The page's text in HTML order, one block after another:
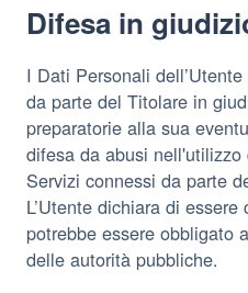
Difesa in
I Dati Personali
da parte del Titolare in
preparatorie alla sua
difesa da abusi
Servizi connessi da parte
L’Utente dichiara di
potrebbe essere obbligato
delle autorità pubbliche.